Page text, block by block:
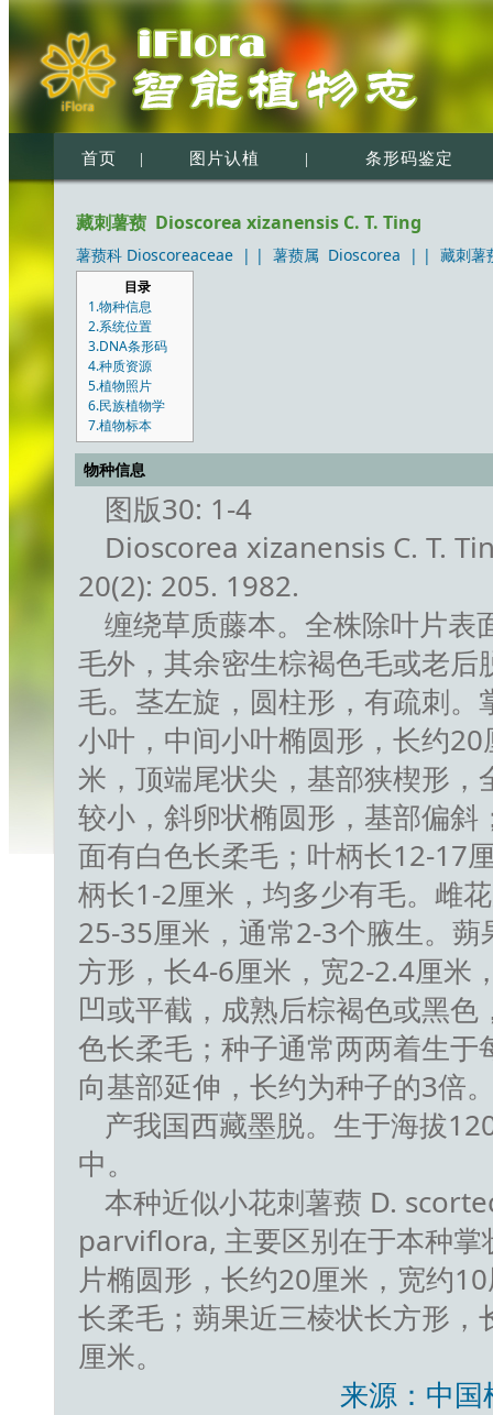
首页 | 图片认植 | 条形码鉴定
藏刺薯蓣 Dioscorea xizanensis C. T. Ting
薯蓣科 Dioscoreaceae | | 薯蓣属 Dioscorea | | 藏刺薯
目录
1.物种信息
2.系统位置
3.DNA条形码
4.种质资源
5.植物照片
6.民族植物学
7.植物标本
物种信息
图版30: 1-4
Dioscorea xizanensis C. T.
20(2): 205. 1982.
缠绕草质藤本。全株除叶片表
毛外，其余密生棕褐色毛或老后
毛。茎左旋，圆柱形，有疏刺。
小叶，中间小叶椭圆形，长约
米，顶端尾状尖，基部狭楔形，
较小，斜卵状椭圆形，基部偏斜
面有白色长柔毛；叶柄长12-17
柄长1-2厘米，均多少有毛。雌
25-35厘米，通常2-3个腋生。
方形，长4-6厘米，宽2-2.4厘米
凹或平截，成熟后棕褐色或黑色
色长柔毛；种子通常两两着生于
向基部延伸，长约为种子的3倍
产我国西藏墨脱。生于海拔
中。
本种近似小花刺薯蓣 D.
parviflora, 主要区别在于本种掌
片椭圆形，长约20厘米，宽约
长柔毛；蒴果近三棱状长方形，
厘米。
来源：中